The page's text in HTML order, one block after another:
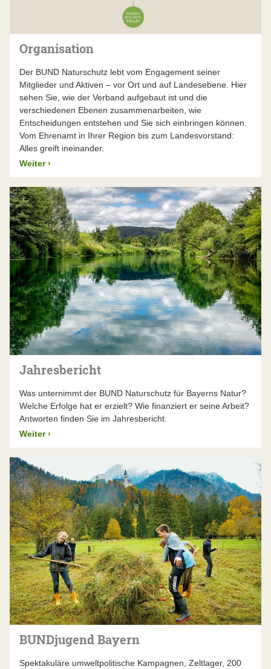
Der BUND Naturschutz lässt seinen Jahresabschluss –
über die gesetzlichen Verpflichtungen hinaus – von
einem unabhängigen Wirtschaftsprüfer unter die Lupe
Küffner & Partner prüfte die Zahlen im Frühjahr 2026
Mehr Infos finden Sie im aktuellen Jahresbericht
Organisation
Der BUND Naturschutz lebt vom Engagement seiner
Mitglieder und Aktiven – vor Ort und auf Landesebene. Hier
sehen Sie, wie der Verband aufgebaut ist und die
verschiedenen Ebenen zusammenarbeiten, wie
Entscheidungen entstehen und Sie sich einbringen können.
Vom Ehrenamt in Ihrer Region bis zum Landesvorstand:
Alles greift ineinander.
Weiter ›
Jahresbericht
Was unternimmt der BUND Naturschutz für Bayerns Natur?
Welche Erfolge hat er erzielt? Wie finanziert er seine Arbeit?
Antworten finden Sie im Jahresbericht.
Weiter ›
BUNDjugend Bayern
Spektakuläre umweltpolitische Kampagnen, Zeltlager, 200